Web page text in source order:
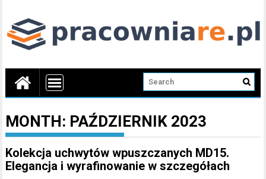
MONTH: PAŹDZIERNIK 2023
Kolekcja uchwytów wpuszczanych MD15.
Elegancja i wyrafinowanie w szczegółach